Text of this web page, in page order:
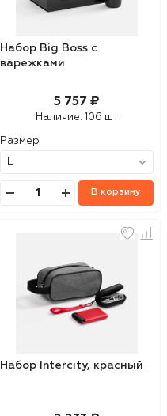
Набор Big Boss с
варежками
5 757 ₽
Наличие: 106 шт
Размер
В корзину
Набор Intercity, красный